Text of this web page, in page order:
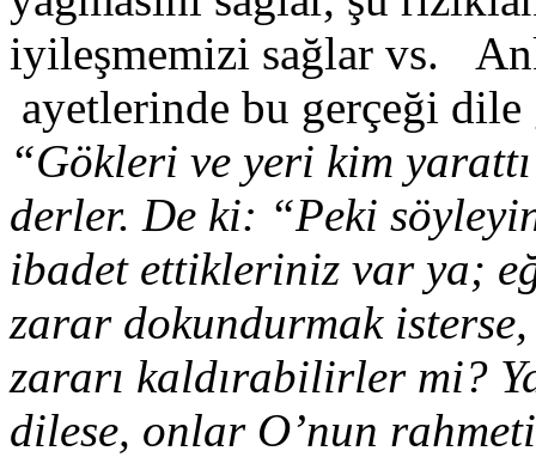
iyileşmemizi sağlar vs.
ayetlerinde bu gerçeği
“Gökleri ve yeri kim
derler. De ki: “Peki
ibadet ettikleriniz var ya;
zarar dokundurmak
zararı kaldırabilirler mi?
dilese, onlar O’nun